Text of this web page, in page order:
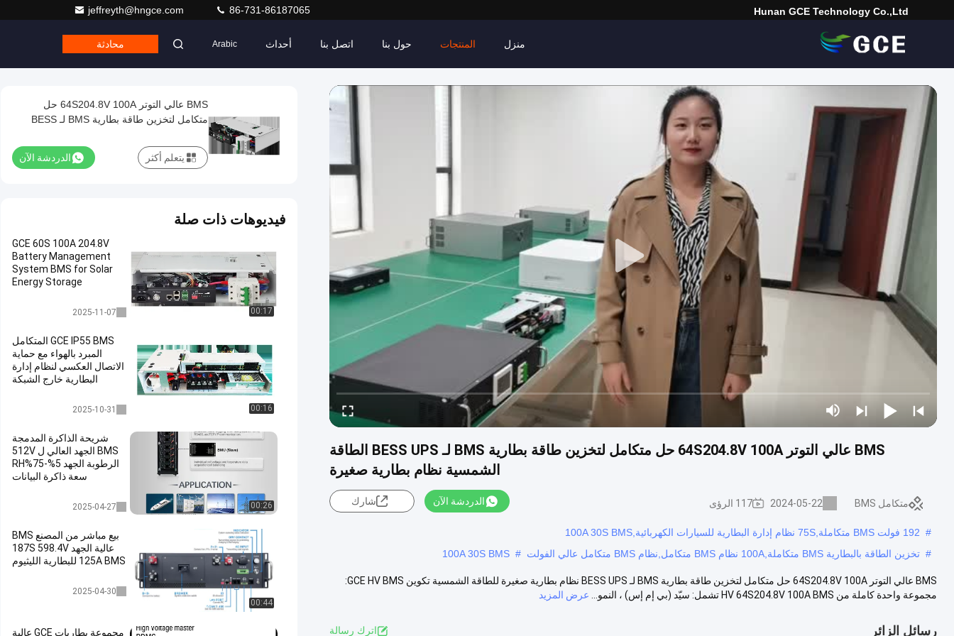
Hunan GCE Technology Co.,Ltd
jeffreyth@hngce.com 86-731-86187065
منزل المنتجات حول بنا اتصل بنا أحداث Arabic محادثة
BMS عالي التوتر 64S204.8V 100A حل متكامل لتخزين طاقة بطارية BMS لـ BESS UPS الطاقة
الشمسية نظام بطارية صغيرة
متكامل BMS 2024-05-22 117 الرؤى الدردشة الآن شارك
# 192 فولت BMS متكاملة,75S نظام إدارة البطارية للسيارات الكهربائية,100A 30S BMS
# تخزين الطاقة بالبطارية BMS متكاملة,100A نظام BMS متكامل,نظام BMS متكامل عالي الفولت #
100A 30S BMS
BMS عالي التوتر 64S204.8V 100A حل متكامل لتخزين طاقة بطارية BMS لـ BESS UPS نظام بطارية صغيرة للطاقة الشمسية تكوين GCE HV BMS:
مجموعة واحدة كاملة من HV 64S204.8V 100A BMS تشمل: سيّد (بي إم إس) ، النمو...
عرض المزيد
رسائل الزائر اترك رسالة
BMS عالي التوتر 64S204.8V 100A حل
متكامل لتخزين طاقة بطارية BMS لـ BESS
الدردشة الآن يتعلم أكثر
فيديوهات ذات صلة
00:17
GCE 60S 100A 204.8V
Battery Management
System BMS for Solar
Energy Storage
2025-11-07
00:16
GCE IP55 BMS المتكامل
المبرد بالهواء مع حماية
الاتصال العكسي لنظام إدارة
البطارية خارج الشبكة
2025-10-31
00:26
شريحة الذاكرة المدمجة
BMS الجهد العالي ل 512V
الرطوبة الجهد 5%-75%RH
سعة ذاكرة البيانات
2025-04-27
00:44
بيع مباشر من المصنع BMS
عالية الجهد 187S 598.4V
125A BMS للبطارية الليثيوم
2025-04-30
مجموعة بطاريات GCE عالية